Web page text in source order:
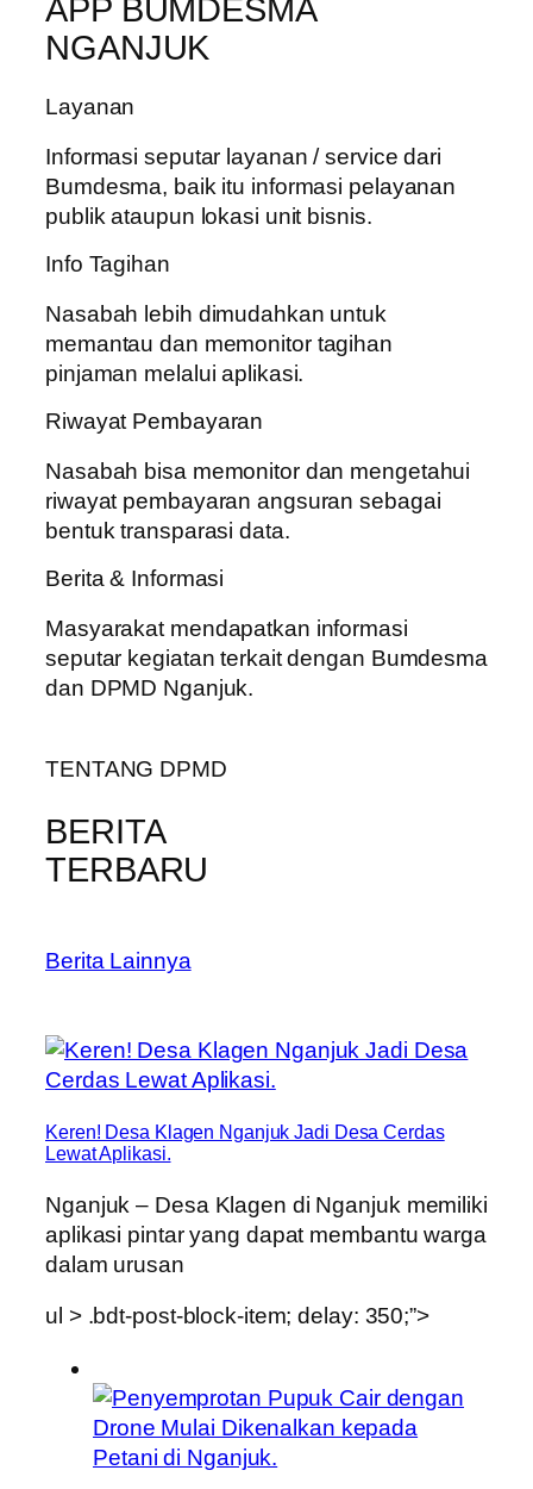
APP BUMDESMA
NGANJUK
Layanan
Informasi seputar layanan / service dari
Bumdesma, baik itu informasi pelayanan
publik ataupun lokasi unit bisnis.
Info Tagihan
Nasabah lebih dimudahkan untuk
memantau dan memonitor tagihan
pinjaman melalui aplikasi.
Riwayat Pembayaran
Nasabah bisa memonitor dan mengetahui
riwayat pembayaran angsuran sebagai
bentuk transparasi data.
Berita & Informasi
Masyarakat mendapatkan informasi
seputar kegiatan terkait dengan Bumdesma
dan DPMD Nganjuk.
TENTANG DPMD
BERITA
TERBARU
Berita Lainnya
Keren! Desa Klagen Nganjuk Jadi Desa Cerdas
Lewat Aplikasi.
Nganjuk – Desa Klagen di Nganjuk memiliki
aplikasi pintar yang dapat membantu warga
dalam urusan
ul > .bdt-post-block-item; delay: 350;”>